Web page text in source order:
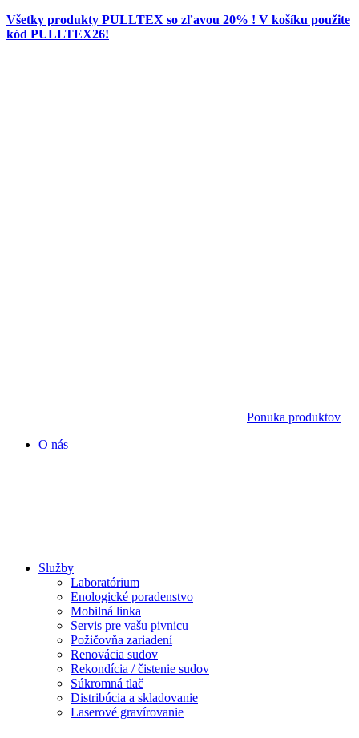
Všetky produkty PULLTEX so zľavou 20% ! V košíku použite
kód PULLTEX26!
Ponuka produktov
O nás
Služby
Laboratórium
Enologické poradenstvo
Mobilná linka
Servis pre vašu pivnicu
Požičovňa zariadení
Renovácia sudov
Rekondícia / čistenie sudov
Súkromná tlač
Distribúcia a skladovanie
Laserové gravírovanie